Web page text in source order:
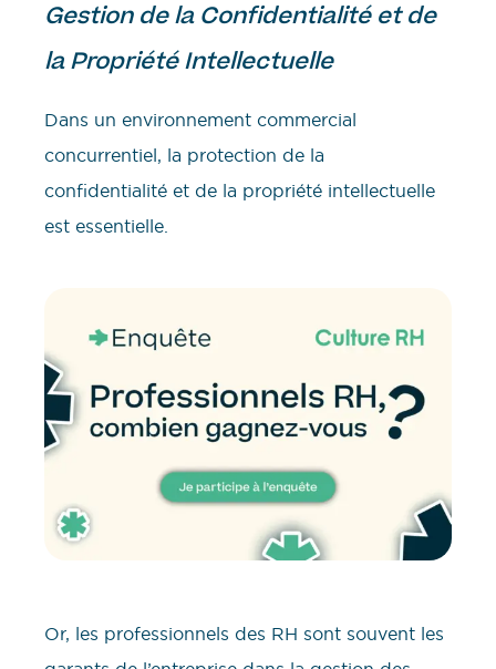
Gestion de la Confidentialité et de
la Propriété Intellectuelle
Dans un environnement commercial
concurrentiel, la protection de la
confidentialité et de la propriété intellectuelle
est essentielle.
Or, les professionnels des RH sont souvent les